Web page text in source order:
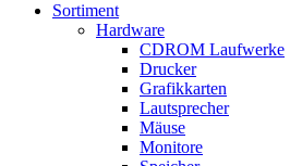
Sortiment
Hardware
CDROM Laufwerke
Drucker
Grafikkarten
Lautsprecher
Mäuse
Monitore